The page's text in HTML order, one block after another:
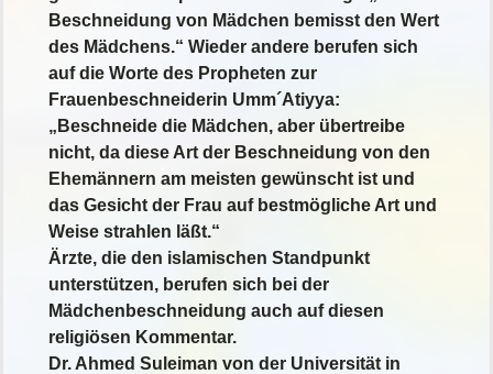
Beschneidung von Mädchen bemisst den Wert
des Mädchens.“ Wieder andere berufen sich
auf die Worte des Propheten zur
Frauenbeschneiderin Umm´Atiyya:
„Beschneide die Mädchen, aber übertreibe
nicht, da diese Art der Beschneidung von den
Ehemännern am meisten gewünscht ist und
das Gesicht der Frau auf bestmögliche Art und
Weise strahlen läßt.“
Ärzte, die den islamischen Standpunkt
unterstützen, berufen sich bei der
Mädchenbeschneidung auch auf diesen
religiösen Kommentar.
Dr. Ahmed Suleiman von der Universität in